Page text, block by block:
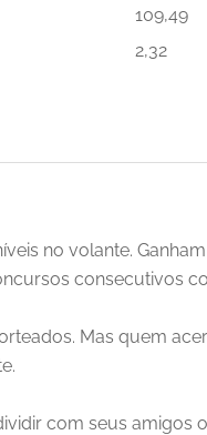
109,49
2,32
no volante.
consecutivos
Mas quem
com seus